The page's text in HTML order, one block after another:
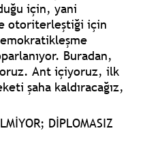
için, yani
otoriterleştiği için
Buradan,
Ant içiyoruz, ilk
şaha kaldıracağız,
DİPLOMASIZ